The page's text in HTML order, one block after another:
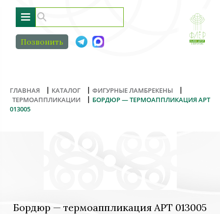
≡
Позвонить
ГЛАВНАЯ | КАТАЛОГ | ФИГУРНЫЕ ЛАМБРЕКЕНЫ |
ТЕРМОАППЛИКАЦИИ | БОРДЮР — ТЕРМОАППЛИКАЦИЯ АРТ
013005
Бордюр — термоаппликация АРТ 013005